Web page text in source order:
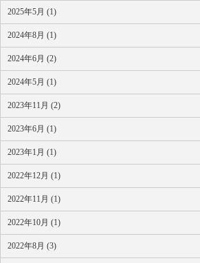
2025年5月 (1)
2024年8月 (1)
2024年6月 (2)
2024年5月 (1)
2023年11月 (2)
2023年6月 (1)
2023年1月 (1)
2022年12月 (1)
2022年11月 (1)
2022年10月 (1)
2022年8月 (3)